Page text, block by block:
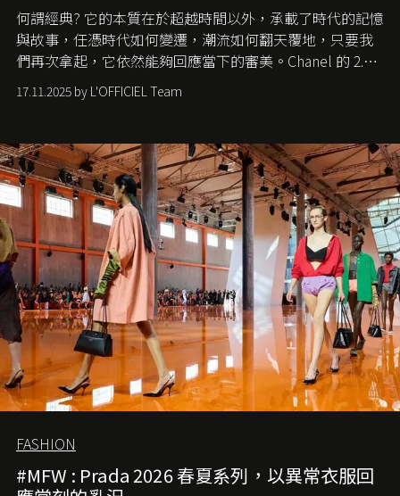
何謂經典? 它的本質在於超越時間以外，承載了時代的記憶
與故事，任憑時代如何變遷，潮流如何翻天覆地，只要我
們再次拿起，它依然能夠回應當下的審美。Chanel 的 2.55
手袋更是這樣存在，自問世至今，一直有着舉足輕重的地
位。如果說每個女生的第一個夢想手袋是 Chanel，那 2.55
愛它的雋永與優雅。那麼這個手袋是怎麼誕生的呢？又為
甚麼取名叫 2.55 ？今天就由《L'Officiel HK》帶你穿越流金
歲月，回顧 2.55 的誕生故事。
17.11.2025 by L'OFFICIEL Team
FASHION
#MFW : Prada 2026 春夏系列，以異常衣服回